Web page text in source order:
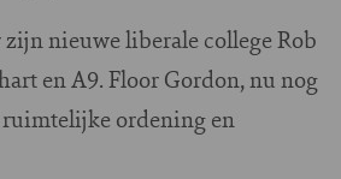
nieuwe liberale college Rob
en A9. Floor Gordon, nu nog
ordening en